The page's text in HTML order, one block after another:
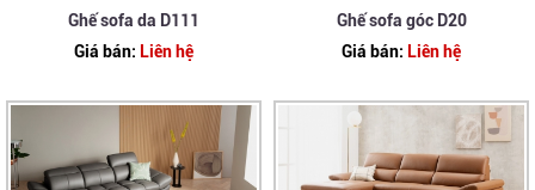
Ghế sofa da D111
Giá bán: Liên hệ
Ghế sofa góc D20
Giá bán: Liên hệ